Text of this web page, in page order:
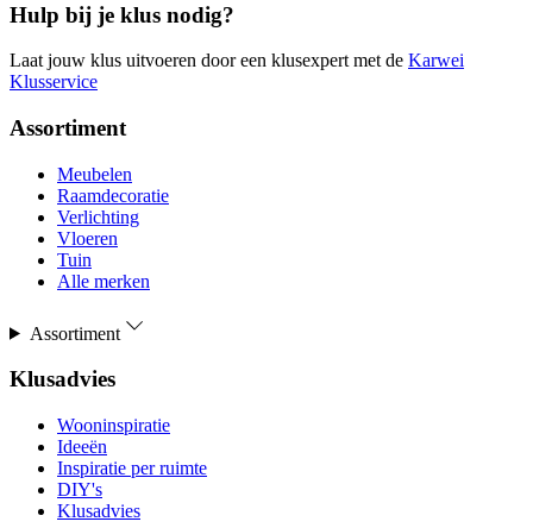
Hulp bij je klus nodig?
Laat jouw klus uitvoeren door een klusexpert met de Karwei
Klusservice
Assortiment
Meubelen
Raamdecoratie
Verlichting
Vloeren
Tuin
Alle merken
Assortiment
Klusadvies
Wooninspiratie
Ideeën
Inspiratie per ruimte
DIY's
Klusadvies